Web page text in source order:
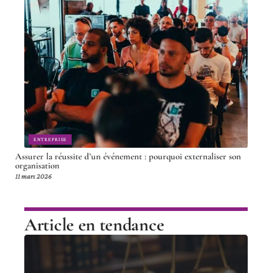
ENTREPRISE
Assurer la réussite d’un événement : pourquoi externaliser son
organisation
11 mars 2026
Article en tendance